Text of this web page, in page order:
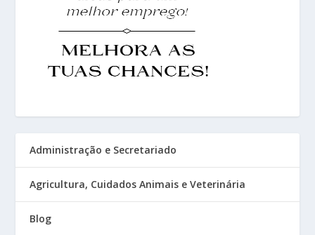
Administração e Secretariado
Agricultura, Cuidados Animais e Veterinária
Blog